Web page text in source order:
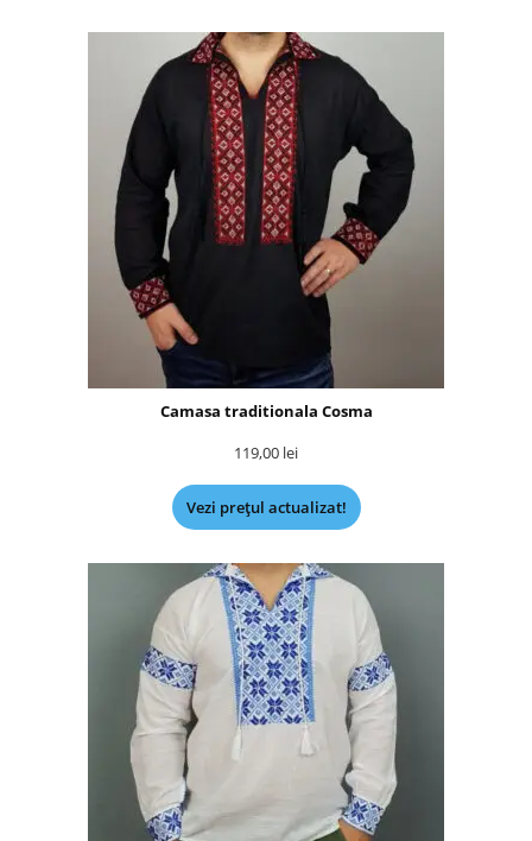
Camasa traditionala Cosma
119,00 lei
Vezi prețul actualizat!